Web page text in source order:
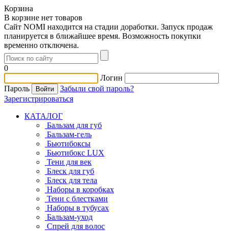
Корзина
В корзине нет товаров
Сайт NOMI находится на стадии доработки. Запуск продаж
планируется в ближайшее время. Возможность покупки
временно отключена.
0
Логин
Пароль
Забыли свой пароль?
Зарегистрироваться
КАТАЛОГ
Бальзам для губ
Бальзам-гель
Бьютибоксы
Бьютибокс LUX
Тени для век
Блеск для губ
Блеск для тела
Наборы в коробках
Тени с блестками
Наборы в тубусах
Бальзам-уход
Спрей для волос